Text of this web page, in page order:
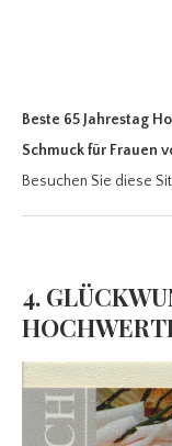
Beste 65 Jahrestag
Schmuck für Frauen
Besuchen Sie diese
4.